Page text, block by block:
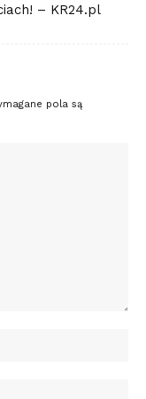
– KR24.pl
pola są